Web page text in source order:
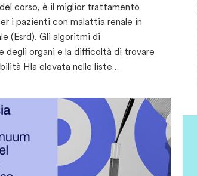
corso, è il miglior trattamento
i pazienti con malattia renale in
(Esrd). Gli algoritmi di
degli organi e la difficoltà di trovare
Hla elevata nelle liste…